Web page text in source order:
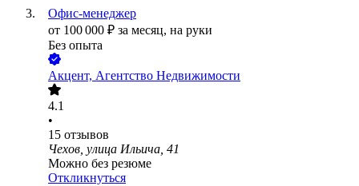
Офис-менеджер
от 100 000 ₽ за месяц, на руки
Без опыта
Акцент, Агентство Недвижимости
4.1
•
15 отзывов
Чехов, улица Ильича, 41
Можно без резюме
Откликнуться